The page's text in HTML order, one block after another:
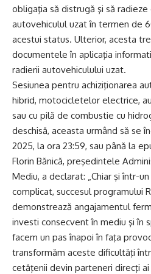
obligaţia să distrugă şi să
autovehiculul uzat în termen de
acestui status. Ulterior, acesta
documentele în aplicaţia
radierii autovehiculului uzat.
Sesiunea pentru achiziţionarea
hibrid, motocicletelor electrice,
sau cu pilă de combustie cu
deschisă, aceasta urmând să se
2025, la ora 23:59, sau până la
Florin Bănică, preşedintele
Mediu, a declarat: „Chiar şi într-
complicat, succesul programului
demonstrează angajamentul
investi consecvent în mediu şi în
facem un pas înapoi în faţa
transformăm aceste dificultăţi
cetăţenii devin parteneri direcţi